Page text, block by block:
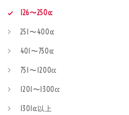
126〜250cc
251〜400cc
401〜750cc
751〜1200cc
1201〜1300cc
1301cc以上